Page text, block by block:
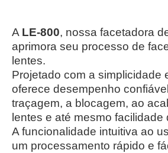
A LE-800, nossa facetadora
aprimora seu processo de
lentes.
Projetado com a simplicidade
oferece desempenho
traçagem, a blocagem, ao
lentes e até mesmo
A funcionalidade intuitiva ao
um processamento rápido e